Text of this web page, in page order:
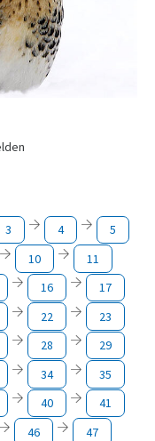
3 4
5
10
11
16
17
22
23
28
29
34
35
40
41
46
47